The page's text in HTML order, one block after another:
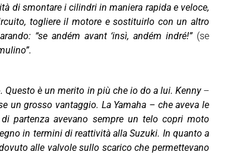
di smontare i cilindri in maniera rapida e veloce,
togliere il motore e sostituirlo con un altro
“se andém avant ‘insì, andém indré!” (se
è un merito in più che io do a lui. Kenny –
un grosso vantaggio. La Yamaha – che aveva le
partenza avevano sempre un telo copri moto
in termini di reattività alla Suzuki. In quanto a
alle valvole sullo scarico che permettevano